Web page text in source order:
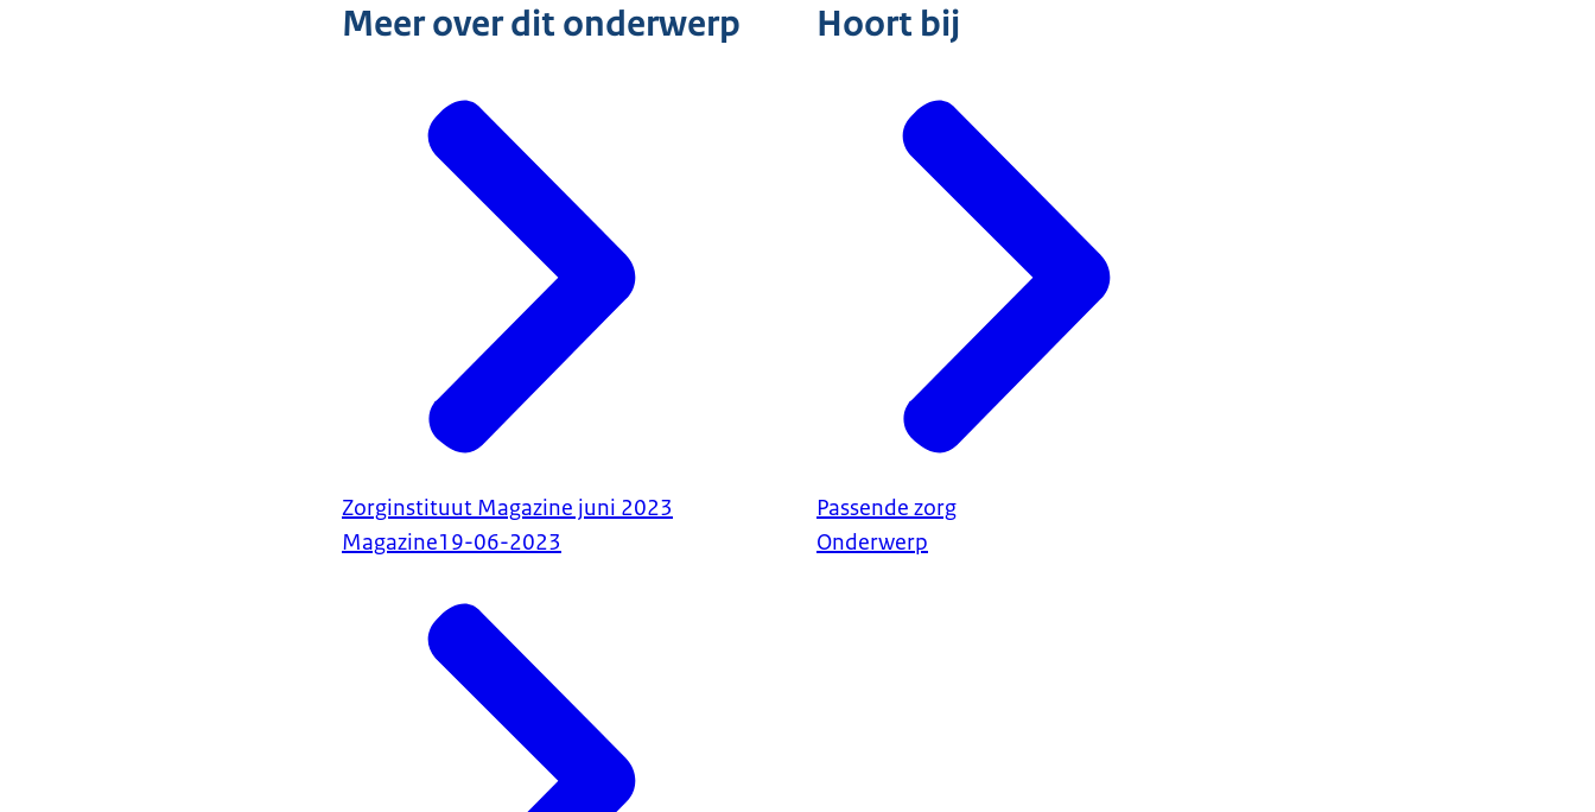
Meer over dit onderwerp
Zorginstituut Magazine juni 2023
Magazine19-06-2023
Hoort bij
Passende zorg
Onderwerp